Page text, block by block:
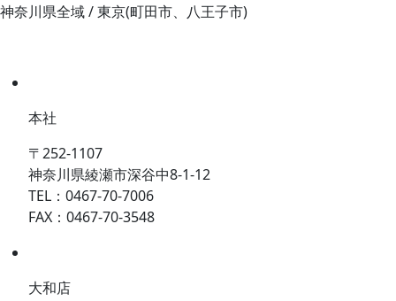
神奈川県全域 / 東京(町田市、八王子市)
本社
〒252-1107
神奈川県綾瀬市深谷中8-1-12
TEL：0467-70-7006
FAX：0467-70-3548
大和店